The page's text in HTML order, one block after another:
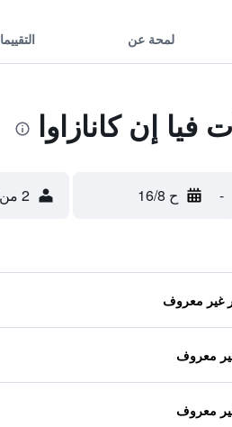
لمحة عن
إن كانازاوا
- ح 16/8 2 من الضيوف، غرفة واحدة
معروف
معروف